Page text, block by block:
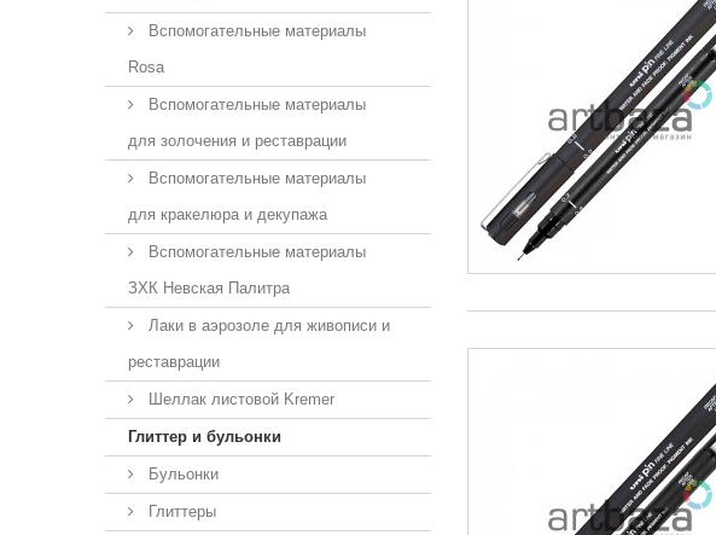
Вспомогательные материалы
Rosa
Вспомогательные материалы
для золочения и реставрации
Вспомогательные материалы
для кракелюра и декупажа
Вспомогательные материалы
ЗХК Невская Палитра
Лаки в аэрозоле для живописи и
реставрации
Шеллак листовой Kremer
Глиттер и бульонки
Бульонки
Глиттеры